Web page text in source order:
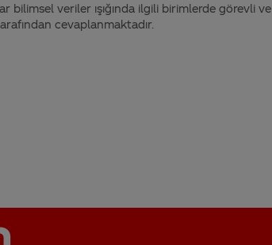
bilimsel veriler ışığında ilgili birimlerde görevli ve
cevaplanmaktadır.